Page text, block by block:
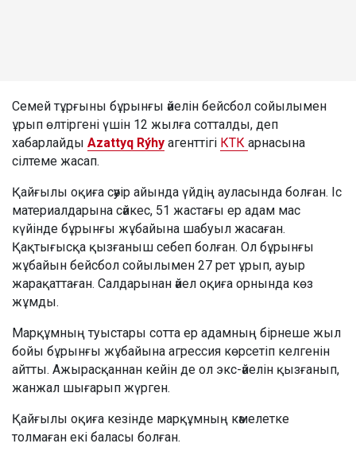
Семей тұрғыны бұрынғы әйелін бейсбол сойылымен
ұрып өлтіргені үшін 12 жылға сотталды, деп
хабарлайды Azattyq Rýhy агенттігі КТК арнасына
сілтеме жасап.
Қайғылы оқиға сәуір айында үйдің ауласында болған. Іс
материалдарына сәйкес, 51 жастағы ер адам мас
күйінде бұрынғы жұбайына шабуыл жасаған.
Қақтығысқа қызғаныш себеп болған. Ол бұрынғы
жұбайын бейсбол сойылымен 27 рет ұрып, ауыр
жарақаттаған. Салдарынан әйел оқиға орнында көз
жұмды.
Марқұмның туыстары сотта ер адамның бірнеше жыл
бойы бұрынғы жұбайына агрессия көрсетіп келгенін
айтты. Ажырасқаннан кейін де ол экс-әйелін қызғанып,
жанжал шығарып жүрген.
Қайғылы оқиға кезінде марқұмның кәмелетке
толмаған екі баласы болған.